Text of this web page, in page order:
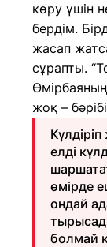
көру үшін
бердім.
жасап
сұрапты.
жоқ –
елді
өмірде
ондай
болмай